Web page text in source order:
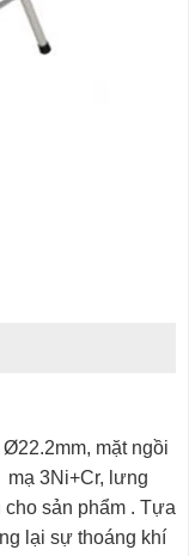
mặt ngồi
mạ 3Ni+Cr, lưng
sản phẩm . Tựa
lại sự thoáng khí